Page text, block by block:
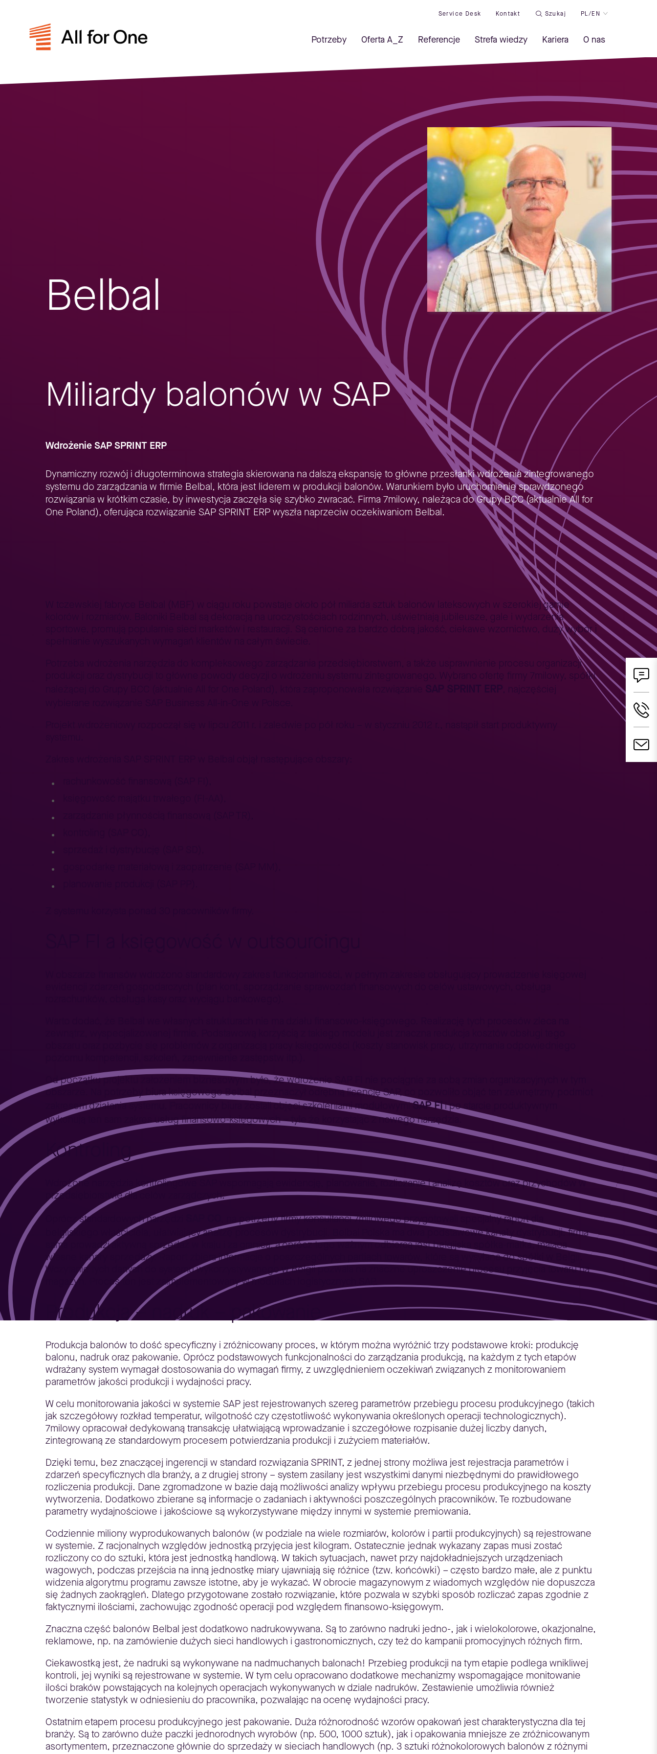
Service Desk Kontakt Szukaj PL/EN
Potrzeby Oferta A_Z Referencje Strefa wiedzy Kariera O nas
Belbal
Miliardy balonów w SAP
Wdrożenie SAP SPRINT ERP
Dynamiczny rozwój i długoterminowa strategia skierowana na dalszą ekspansję to główne przesłanki wdrożenia zintegrowanego
systemu do zarządzania w firmie Belbal, która jest liderem w produkcji balonów. Warunkiem było uruchomienie sprawdzonego
rozwiązania w krótkim czasie, by inwestycja zaczęła się szybko zwracać. Firma 7milowy, należąca do Grupy BCC (aktualnie All for
One Poland), oferująca rozwiązanie SAP SPRINT ERP wyszła naprzeciw oczekiwaniom Belbal.
W tczewskiej fabryce Belbal (MBF) w ciągu roku powstaje około pół miliarda sztuk balonów lateksowych w szerokiej gamie
kolorów i rozmiarów. Baloniki Belbal są dekoracją na uroczystościach rodzinnych, uświetniają jubileusze, gale i wydarzenia
sportowe, promują popularnie sieci marketów i restauracji. Są cenione za bardzo dobrą jakość, ciekawe wzornictwo, duży wybór i
spełnianie wyszukanych wymagań klientów na całym świecie.
Potrzeba wdrożenia narzędzia do kompleksowego zarządzania przedsiębiorstwem, a także usprawnienie procesu organizacji
produkcji oraz dystrybucji to główne powody decyzji o wdrożeniu systemu zintegrowanego. Wybrano ofertę firmy 7milowy, spółki
należącej do Grupy BCC (aktualnie All for One Poland), która zaproponowała rozwiązanie SAP SPRINT ERP, najczęściej
Projekt wdrożeniowy rozpoczął się w lipcu 2011 r. i zaledwie po pół roku – w styczniu 2012 r., nastąpił start produktywny
Od początku projektu założeniem biznesowym było, że wdrożenie SAP FI nie pociągnie za sobą zmian organizacyjnych w tym
obszarze. Na potrzeby biura księgowego Belbal przeznaczył odrębną licencję SAP, co pozwoliło objąć ten zewnętrzny podmiot
zakresem działania systemu. Pracownicy biura zostali objęci szkoleniami modułowymiSAP FIi po starcie produktywnym
wykonują ten sam zakres usług finansowo-księgowych – tyle że korzystając z nowego narzędzia.
Kontroling
Wdrożone narzędzia kontrolingowe SAP wspomagają ewidencję, planowanie, rozliczanie i analizę kosztów oraz przychodów w
przedsiębiorstwie dla celów zarządczych.
Oprócz standardowych narzędzi
, na potrzeby firmy konsultanci 7milowego przygotowali specjalny raport dla
belgijskiego właściciela, ułatwiający analizę procesów dystrybucji. Belbal Polska ma dwa podstawowe kanały dystrybucji: firma
sama prowadzi aktywną sprzedaż w kraju i za granicą; a oprócz tego ważnym odbiorcą jest belgijska spółka-matka, mająca
własne kanały sprzedaży. Raport zbiera informacje o poszczególnych partiach towarów, które są wysyłane do spółki w Belgii.
Wczytanie tych danych do systemu wykorzystywanego w Belgii pozwala na znaczne uproszczenie procesu przyjęcia towaru na
magazyn. Proces ten jest zaimplementowany w modułach logistycznych SAP.
Produkcja – nadruk – pakowanie
Produkcja balonów to dość specyficzny i zróżnicowany proces, w którym można wyróżnić trzy podstawowe kroki: produkcję
balonu, nadruk oraz pakowanie. Oprócz podstawowych funkcjonalności do zarządzania produkcją, na każdym z tych etapów
wdrażany system wymagał dostosowania do wymagań firmy, z uwzględnieniem oczekiwań związanych z monitorowaniem
parametrów jakości produkcji i wydajności pracy.
W celu monitorowania jakości w systemie SAP jest rejestrowanych szereg parametrów przebiegu procesu produkcyjnego (takich
jak szczegółowy rozkład temperatur, wilgotność czy częstotliwość wykonywania określonych operacji technologicznych).
7milowy opracował dedykowaną transakcję ułatwiającą wprowadzanie i szczegółowe rozpisanie dużej liczby danych,
zintegrowaną ze standardowym procesem potwierdzania produkcji i zużyciem materiałów.
Dzięki temu, bez znaczącej ingerencji w standard rozwiązania SPRINT, z jednej strony możliwa jest rejestracja parametrów i
zdarzeń specyficznych dla branży, a z drugiej strony – system zasilany jest wszystkimi danymi niezbędnymi do prawidłowego
rozliczenia produkcji. Dane zgromadzone w bazie dają możliwości analizy wpływu przebiegu procesu produkcyjnego na koszty
wytworzenia. Dodatkowo zbierane są informacje o zadaniach i aktywności poszczególnych pracowników. Te rozbudowane
parametry wydajnościowe i jakościowe są wykorzystywane między innymi w systemie premiowania.
Codziennie miliony wyprodukowanych balonów (w podziale na wiele rozmiarów, kolorów i partii produkcyjnych) są rejestrowane
w systemie. Z racjonalnych względów jednostką przyjęcia jest kilogram. Ostatecznie jednak wykazany zapas musi zostać
rozliczony co do sztuki, która jest jednostką handlową. W takich sytuacjach, nawet przy najdokładniejszych urządzeniach
wagowych, podczas przejścia na inną jednostkę miary ujawniają się różnice (tzw. końcówki) – często bardzo małe, ale z punktu
widzenia algorytmu programu zawsze istotne, aby je wykazać. W obrocie magazynowym z wiadomych względów nie dopuszcza
się żadnych zaokrągleń. Dlatego przygotowane zostało rozwiązanie, które pozwala w szybki sposób rozliczać zapas zgodnie z
faktycznymi ilościami, zachowując zgodność operacji pod względem finansowo-księgowym.
Znaczna część balonów Belbal jest dodatkowo nadrukowywana. Są to zarówno nadruki jedno-, jak i wielokolorowe, okazjonalne,
reklamowe, np. na zamówienie dużych sieci handlowych i gastronomicznych, czy też do kampanii promocyjnych różnych firm.
Ciekawostką jest, że nadruki są wykonywane na nadmuchanych balonach! Przebieg produkcji na tym etapie podlega wnikliwej
kontroli, jej wyniki są rejestrowane w systemie. W tym celu opracowano dodatkowe mechanizmy wspomagające monitowanie
ilości braków powstających na kolejnych operacjach wykonywanych w dziale nadruków. Zestawienie umożliwia również
tworzenie statystyk w odniesieniu do pracownika, pozwalając na ocenę wydajności pracy.
Ostatnim etapem procesu produkcyjnego jest pakowanie. Duża różnorodność wzorów opakowań jest charakterystyczna dla tej
branży. Są to zarówno duże paczki jednorodnych wyrobów (np. 500, 1000 sztuk), jak i opakowania mniejsze ze zróżnicowanym
asortymentem, przeznaczone głównie do sprzedaży w sieciach handlowych (np. 3 sztuki różnokolorowych balonów z różnymi